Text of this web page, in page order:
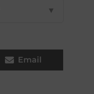
▼
Email